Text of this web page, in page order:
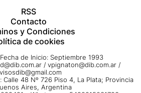
RSS
Contacto
y Condiciones
de cookies
de Inicio: Septiembre 1993
/ vpignaton@dib.com.ar /
48 Nº 726 Piso 4, La Plata; Provincia
Aires, Argentina